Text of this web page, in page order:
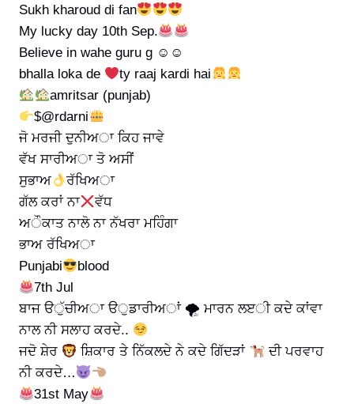
Sukh kharoud di fan
My lucky day 10th Sep.
Believe in wahe guru g ☺☺
bhalla loka de
ty raaj kardi hai
amritsar (punjab)
$@rdarni
ਜੋ ਮਰਜੀ ਦੁਨੀਅਾ ਕਿਹ ਜਾਵੇ
ਵੱਖ ਸਾਰੀਅਾ ਤੋ ਅਸੀਂ
ਸੁਭਾਅ
ਰੱਖਿਅਾ
ਗੱਲ ਕਰਾਂ ਨਾ
ਵੱਧ
ਅੌਕਾਤ ਨਾਲੋ ਨਾ ਨੱਖਰਾ ਮਹਿੰਗਾ
ਭਾਅ ਰੱਖਿਅਾ
Punjabi
blood
7th Jul
ਬਾਜ ੳੁੱਚੀਅਾ ੳੁਡਾਰੀਅਾਂ 🌪 ਮਾਰਨ ਲੲੀ ਕਦੇ ਕਾਂਵਾ
ਨਾਲ ਨੀ ਸਲਾਹ ਕਰਦੇ..
ਜਦੋ ਸ਼ੇਰ
ਸ਼ਿਕਾਰ ਤੇ ਨਿੱਕਲਦੇ ਨੇ ਕਦੇ ਗਿੱਦੜਾਂ
ਦੀ ਪਰਵਾਹ
ਨੀ ਕਰਦੇ…
31st May